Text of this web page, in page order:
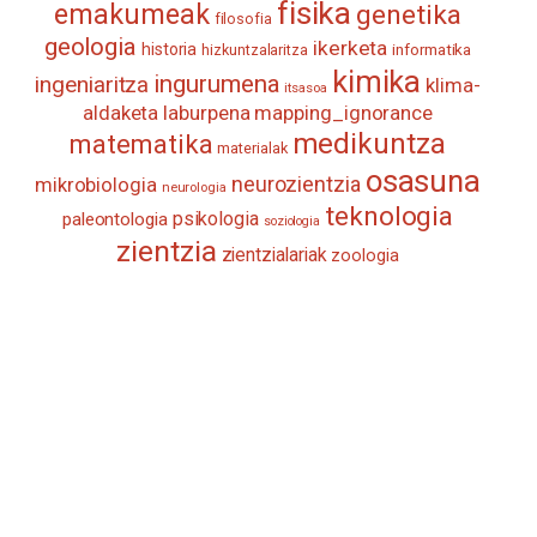
emakumeak filosofia fisika genetika
geologia historia hizkuntzalaritza ikerketa informatika
ingeniaritza ingurumena itsasoa kimika klima-
aldaketa laburpena mapping_ignorance
matematika materialak medikuntza
mikrobiologia neurologia neurozientzia osasuna
paleontologia psikologia soziologia teknologia
zientzia zientzialariak zoologia